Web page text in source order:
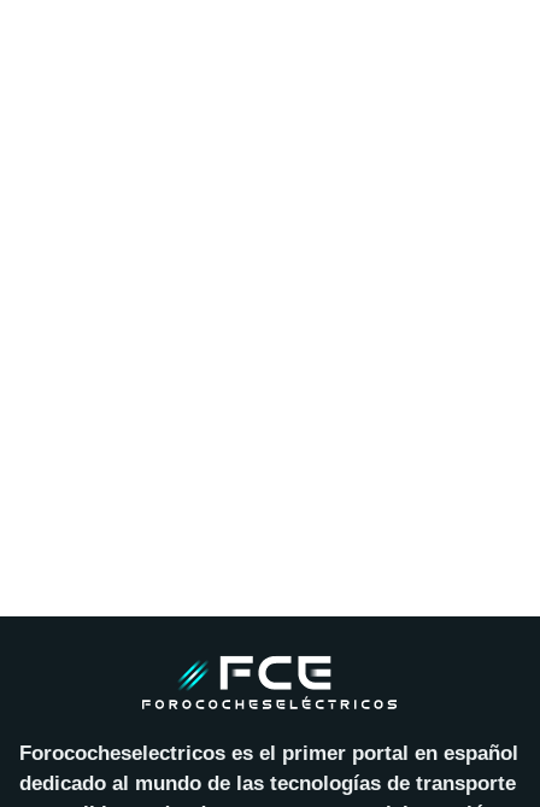
Forococheselectricos es el primer portal en español
dedicado al mundo de las tecnologías de transporte